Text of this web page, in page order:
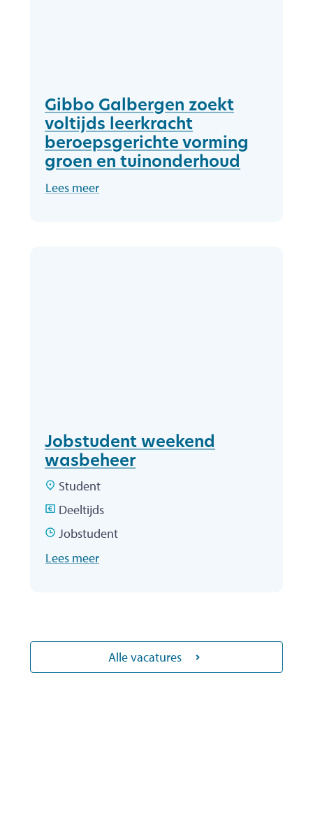
Gibbo Galbergen zoekt
voltijds leerkracht
beroepsgerichte vorming
groen en tuinonderhoud
Lees meer
Jobstudent weekend
wasbeheer
Type
Student
Tijdsduur
Deeltijds
Contracttype
Jobstudent
Lees meer
Alle vacatures